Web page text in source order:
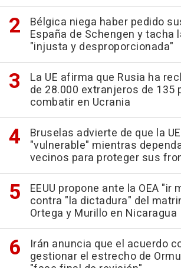
Bélgica niega haber pedido
España de Schengen y tacha
"injusta y desproporcionada"
La UE afirma que Rusia ha
de 28.000 extranjeros de 135
combatir en Ucrania
Bruselas advierte de que la
"vulnerable" mientras
vecinos para proteger sus
EEUU propone ante la OEA "ir
contra "la dictadura" del
Ortega y Murillo en Nicaragua
Irán anuncia que el acuerdo
gestionar el estrecho de